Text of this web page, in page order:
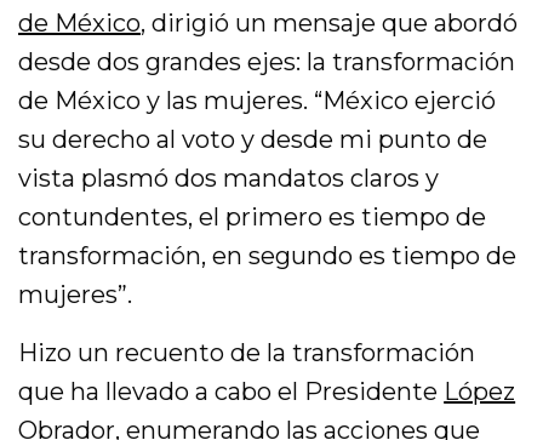
de México, dirigió un mensaje que abordó
desde dos grandes ejes: la transformación
de México y las mujeres. “México ejerció
su derecho al voto y desde mi punto de
vista plasmó dos mandatos claros y
contundentes, el primero es tiempo de
transformación, en segundo es tiempo de
mujeres”.
Hizo un recuento de la transformación
que ha llevado a cabo el Presidente López
Obrador, enumerando las acciones que